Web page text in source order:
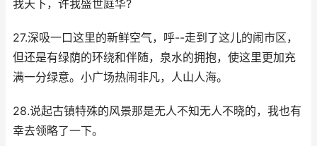
我天下，许我盛世庭华?
27.深吸一口这里的新鲜空气，呼--走到了这儿的闹市区，
但还是有绿荫的环绕和伴随，泉水的拥抱，使这里更加充
满一分绿意。小广场热闹非凡，人山人海。
28.说起古镇特殊的风景那是无人不知无人不晓的，我也有
幸去领略了一下。